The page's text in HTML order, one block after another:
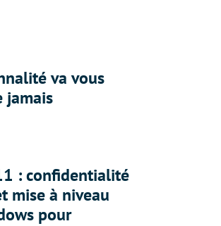
va vous
jamais
: confidentialité
mise à niveau
pour